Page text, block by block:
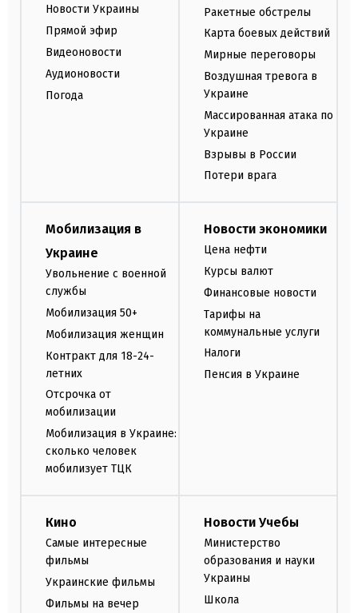
Новости Украины
Прямой эфир
Видеоновости
Аудионовости
Погода
Ракетные обстрелы
Карта боевых действий
Мирные переговоры
Воздушная тревога в
Украине
Массированная атака по
Украине
Взрывы в России
Потери врага
Мобилизация в
Украине
Увольнение с военной
службы
Мобилизация 50+
Мобилизация женщин
Контракт для 18-24-
летних
Отсрочка от
мобилизации
Мобилизация в Украине:
сколько человек
мобилизует ТЦК
Новости экономики
Цена нефти
Курсы валют
Финансовые новости
Тарифы на
коммунальные услуги
Налоги
Пенсия в Украине
Кино
Самые интересные
фильмы
Украинские фильмы
Фильмы на вечер
Новости Учебы
Министерство
образования и науки
Украины
Школа